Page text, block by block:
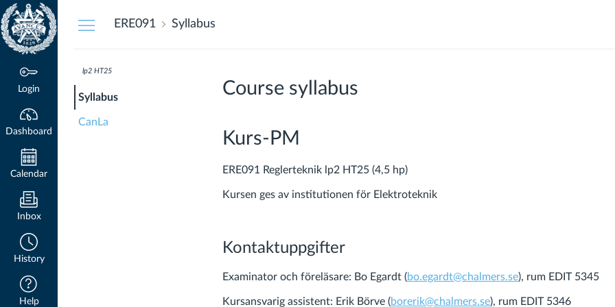
Dashboard
Login
Dashboard
Calendar
Inbox
History
Help
ERE091 Syllabus
lp2 HT25
Syllabus
CanLa
Course syllabus
Kurs-PM
ERE091 Reglerteknik lp2 HT25 (4,5 hp)
Kursen ges av institutionen för Elektroteknik
Kontaktuppgifter
Examinator och föreläsare: Bo Egardt (bo.egardt@chalmers.se), rum EDIT 5345
Kursansvarig assistent: Erik Börve (borerik@chalmers.se), rum EDIT 5346